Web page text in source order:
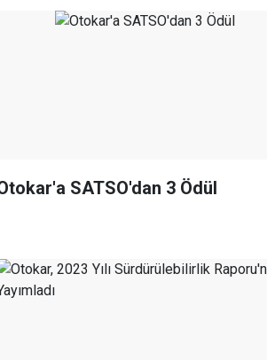
SATSO'dan 3 Ödül